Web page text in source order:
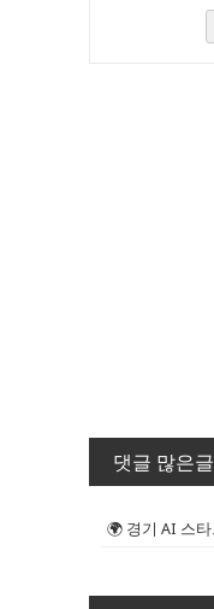
댓글 많은글